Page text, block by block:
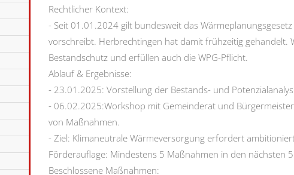
Rechtlicher Kontext:
- Seit 01.01.2024 gilt bundesweit das Wärmeplanungsgesetz
vorschreibt. Herbrechtingen hat damit frühzeitig gehandelt.
Bestandschutz und erfüllen auch die WPG-Pflicht.
Ablauf & Ergebnisse:
- 23.01.2025: Vorstellung der Bestands- und
- 06.02.2025:Workshop mit Gemeinderat und Bürgermeister
von Maßnahmen.
- Ziel: Klimaneutrale Wärmeversorgung erfordert
Förderauflage: Mindestens 5 Maßnahmen in den nächsten 5
Beschlossene Maßnahmen: